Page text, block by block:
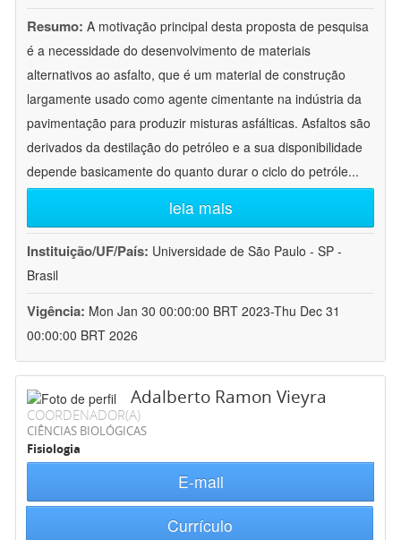
Resumo: A motivação principal desta proposta de pesquisa
é a necessidade do desenvolvimento de materiais
alternativos ao asfalto, que é um material de construção
largamente usado como agente cimentante na indústria da
pavimentação para produzir misturas asfálticas. Asfaltos são
derivados da destilação do petróleo e a sua disponibilidade
depende basicamente do quanto durar o ciclo do petróle...
leia mais
Instituição/UF/País: Universidade de São Paulo - SP -
Brasil
Vigência: Mon Jan 30 00:00:00 BRT 2023-Thu Dec 31
00:00:00 BRT 2026
Adalberto Ramon Vieyra
COORDENADOR(A)
CIÊNCIAS BIOLÓGICAS
Fisiologia
E-mail
Currículo